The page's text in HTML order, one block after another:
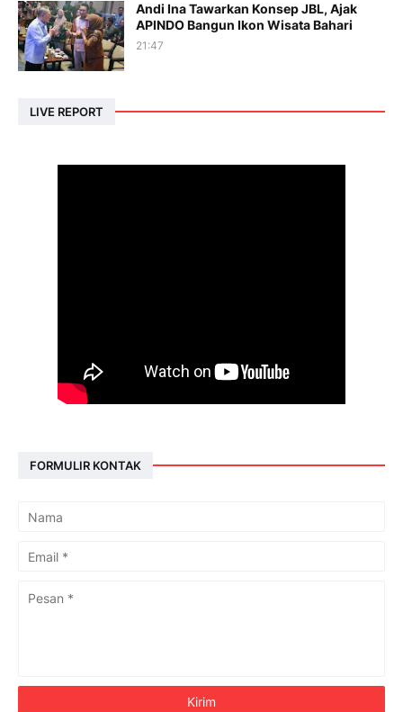
Andi Ina Tawarkan Konsep JBL, Ajak
APINDO Bangun Ikon Wisata Bahari
21:47
LIVE REPORT
FORMULIR KONTAK